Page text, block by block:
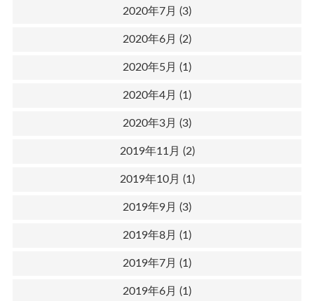
2020年7月 (3)
2020年6月 (2)
2020年5月 (1)
2020年4月 (1)
2020年3月 (3)
2019年11月 (2)
2019年10月 (1)
2019年9月 (3)
2019年8月 (1)
2019年7月 (1)
2019年6月 (1)